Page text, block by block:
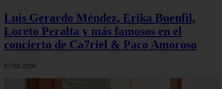
Luis Gerardo Méndez, Erika Buenfil,
Loreto Peralta y más famosos en el
concierto de Ca7riel & Paco Amoroso
07/08/2026